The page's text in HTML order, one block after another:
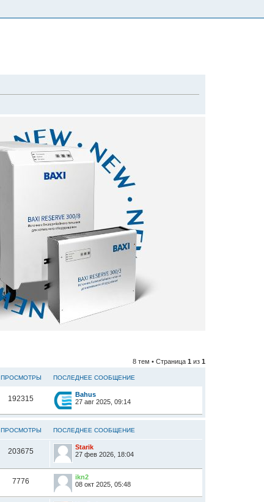
8 тем • Страница 1 из 1
ПРОСМОТРЫ ПОСЛЕДНЕЕ СООБЩЕНИЕ
192315
Bahus
27 авг 2025, 09:14
ПРОСМОТРЫ ПОСЛЕДНЕЕ СООБЩЕНИЕ
203675
Starik
27 фев 2026, 18:04
7776
ikn2
08 окт 2025, 05:48